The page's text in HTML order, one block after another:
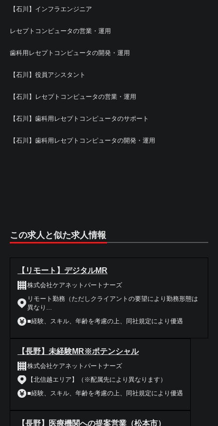
【石川】インフラエンジニア
レセプトコンピュータの営業・運用
歯科用レセプトコンピュータの開発・運用
【石川】役員アシスタント
【石川】レセプトコンピュータの営業・運用
【石川】歯科用レセプトコンピュータのサポート
【石川】歯科用レセプトコンピュータの開発・運用
この求人と似た求人情報
【リモート】デジタルMR
株式会社ケアネットパートナーズ
リモート勤務（ただしクライアントの要望により勤務形態は
異なり...
■経験、スキル、年齢を考慮の上、同社規定により優遇
【長野】未経験MR※ポテンシャル
株式会社ケアネットパートナーズ
【北信越エリア】（※配属先により異なります）
■経験、スキル、年齢を考慮の上、同社規定により優遇
【長野】医療機関への提案営業（松本市）